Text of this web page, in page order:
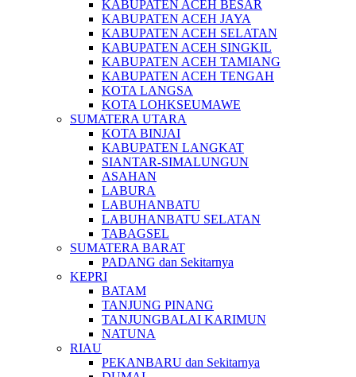
KABUPATEN ACEH BESAR
KABUPATEN ACEH JAYA
KABUPATEN ACEH SELATAN
KABUPATEN ACEH SINGKIL
KABUPATEN ACEH TAMIANG
KABUPATEN ACEH TENGAH
KOTA LANGSA
KOTA LOHKSEUMAWE
SUMATERA UTARA
KOTA BINJAI
KABUPATEN LANGKAT
SIANTAR-SIMALUNGUN
ASAHAN
LABURA
LABUHANBATU
LABUHANBATU SELATAN
TABAGSEL
SUMATERA BARAT
PADANG dan Sekitarnya
KEPRI
BATAM
TANJUNG PINANG
TANJUNGBALAI KARIMUN
NATUNA
RIAU
PEKANBARU dan Sekitarnya